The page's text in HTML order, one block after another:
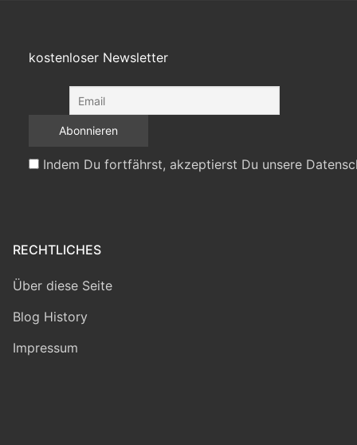
kostenloser Newsletter
Indem Du fortfährst, akzeptierst Du unsere
RECHTLICHES
Über diese Seite
Blog History
Impressum